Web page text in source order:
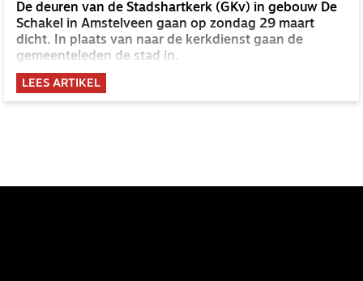
De deuren van de Stadshartkerk (GKv) in gebouw De
Schakel in Amstelveen gaan op zondag 29 maart
dicht. In plaats van naar de kerkdienst gaan de
gemeenteleden de stad in.
LEES ARTIKEL